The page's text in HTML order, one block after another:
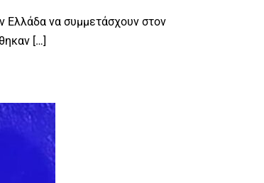
Ελλάδα να συμμετάσχουν στον
[…]